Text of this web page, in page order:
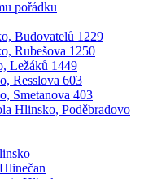
pořádku
Budovatelů 1229
Rubešova 1250
Ležáků 1449
Resslova 603
Smetanova 403
Hlinsko, Poděbradovo